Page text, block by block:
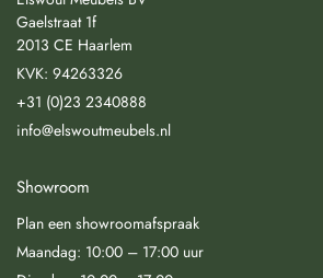
Gaelstraat 1f
2013 CE Haarlem
KVK: 94263326
+31 (0)23 2340888
info@elswoutmeubels.nl
Showroom
Plan een showroomafspraak
Maandag: 10:00 – 17:00 uur